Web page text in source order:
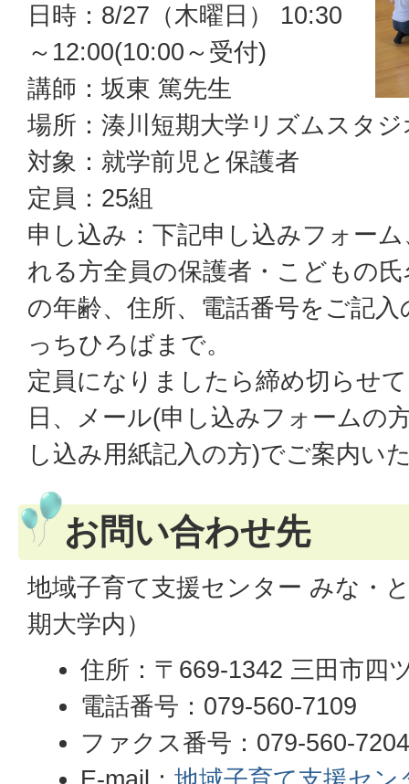
日時：8/27（木曜日） 10:30
～12:00(10:00～受付)
講師：坂東 篤先生
場所：湊川短期大学リズムスタジ
対象：就学前児と保護者
定員：25組
申し込み：下記申し込みフォー
れる方全員の保護者・こどもの
の年齢、住所、電話番号をご記
っちひろばまで。
定員になりましたら締め切らせ
日、メール(申し込みフォームの
し込み用紙記入の方)でご案内い
お問い合わせ先
地域子育て支援センター みな・
期大学内）
住所：〒669-1342 三田市四
電話番号：079-560-7109
ファクス番号：079-560-